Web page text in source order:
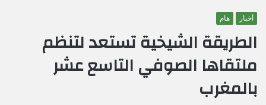
أخبار هام
الطريقة الشيخية تستعد لتنظم
ملتقاها الصوفي التاسع عشر
بالمغرب